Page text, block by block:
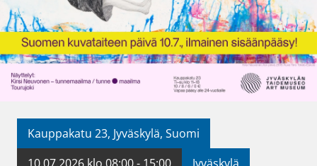
Kauppakatu 23, Jyväskylä, Suomi